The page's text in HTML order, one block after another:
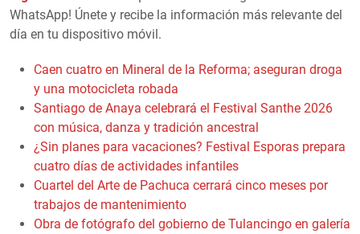
WhatsApp! Únete y recibe la información más relevante del
día en tu dispositivo móvil.
Caen cuatro en Mineral de la Reforma; aseguran droga
y una motocicleta robada
Santiago de Anaya celebrará el Festival Santhe 2026
con música, danza y tradición ancestral
¿Sin planes para vacaciones? Festival Esporas prepara
cuatro días de actividades infantiles
Cuartel del Arte de Pachuca cerrará cinco meses por
trabajos de mantenimiento
Obra de fotógrafo del gobierno de Tulancingo en galería